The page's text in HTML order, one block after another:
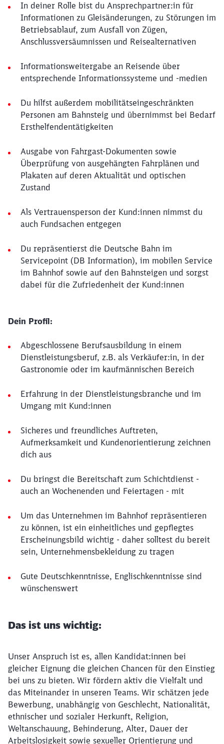
In deiner Rolle bist du Ansprechpartner:in für
Informationen zu Gleisänderungen, zu Störungen im
Betriebsablauf, zum Ausfall von Zügen,
Anschlussversäumnissen und Reisealternativen
Informationsweitergabe an Reisende über
entsprechende Informationssysteme und -medien
Du hilfst außerdem mobilitätseingeschränkten
Personen am Bahnsteig und übernimmst bei Bedarf
Ersthelfendentätigkeiten
Ausgabe von Fahrgast-Dokumenten sowie
Überprüfung von ausgehängten Fahrplänen und
Plakaten auf deren Aktualität und optischen
Zustand
Als Vertrauensperson der Kund:innen nimmst du
auch Fundsachen entgegen
Du repräsentierst die Deutsche Bahn im
Servicepoint (DB Information), im mobilen Service
im Bahnhof sowie auf den Bahnsteigen und sorgst
dabei für die Zufriedenheit der Kund:innen
Dein Profil:
Abgeschlossene Berufsausbildung in einem
Dienstleistungsberuf, z.B. als Verkäufer:in, in der
Gastronomie oder im kaufmännischen Bereich
Erfahrung in der Dienstleistungsbranche und im
Umgang mit Kund:innen
Sicheres und freundliches Auftreten,
Aufmerksamkeit und Kundenorientierung zeichnen
dich aus
Du bringst die Bereitschaft zum Schichtdienst -
auch an Wochenenden und Feiertagen - mit
Um das Unternehmen im Bahnhof repräsentieren
zu können, ist ein einheitliches und gepflegtes
Erscheinungsbild wichtig - daher solltest du bereit
sein, Unternehmensbekleidung zu tragen
Gute Deutschkenntnisse, Englischkenntnisse sind
wünschenswert
Das ist uns wichtig:
Unser Anspruch ist es, allen Kandidat:innen bei
gleicher Eignung die gleichen Chancen für den Einstieg
bei uns zu bieten. Wir fördern aktiv die Vielfalt und
das Miteinander in unseren Teams. Wir schätzen jede
Bewerbung, unabhängig von Geschlecht, Nationalität,
ethnischer und sozialer Herkunft, Religion,
Weltanschauung, Behinderung, Alter, Dauer der
Arbeitslosigkeit sowie sexueller Orientierung und